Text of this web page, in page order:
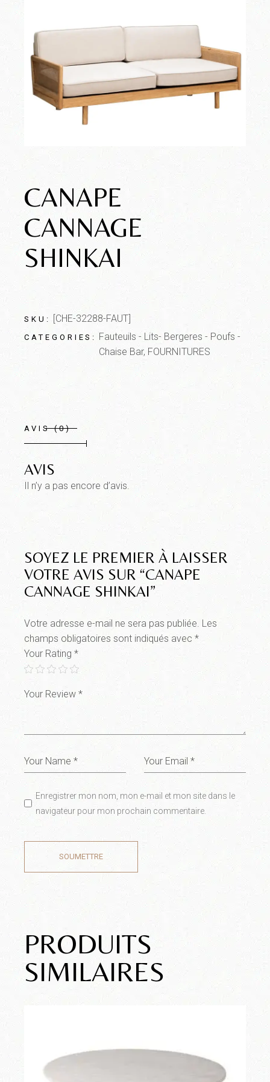
CANAPE
CANNAGE
SHINKAI
SKU: [CHE-32288-FAUT]
CATEGORIES: Fauteuils - Lits- Bergeres - Poufs -
Chaise Bar, FOURNITURES
AVIS (0)
AVIS
Il n’y a pas encore d’avis.
SOYEZ LE PREMIER À LAISSER
VOTRE AVIS SUR “CANAPE
CANNAGE SHINKAI”
Votre adresse e-mail ne sera pas publiée. Les
champs obligatoires sont indiqués avec*
Your Rating*
Enregistrer mon nom, mon e-mail et mon site dans le
navigateur pour mon prochain commentaire.
SOUMETTRE
PRODUITS
SIMILAIRES